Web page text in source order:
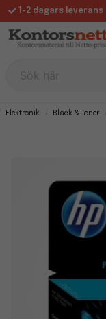
1-2 dagars leverans
Fri frakt över 995 kr
Elektronik Bläck & Toner